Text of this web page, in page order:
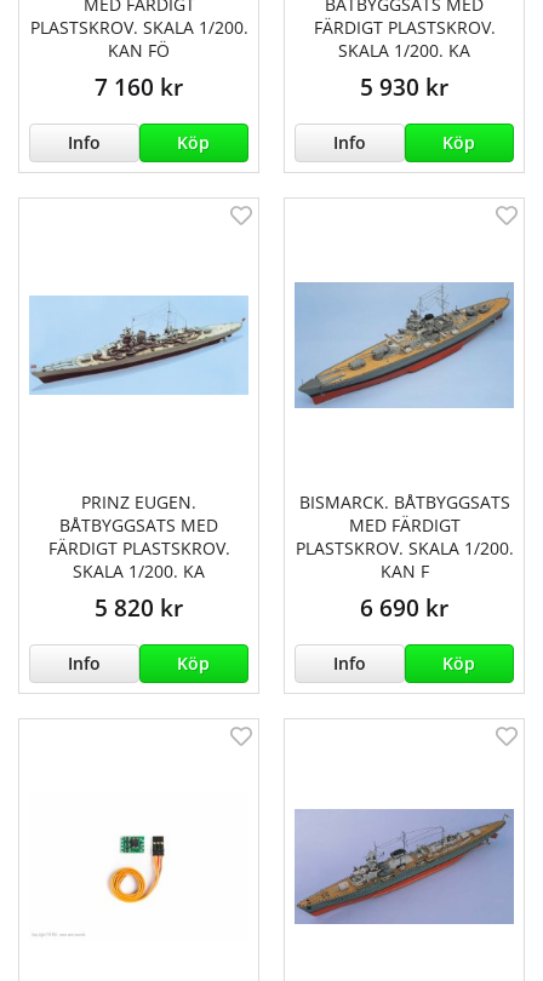
PLASTSKROV. SKALA 1/200.
KAN FÖ
7 160 kr
Info Köp
FÄRDIGT PLASTSKROV.
SKALA 1/200. KA
5 930 kr
Info Köp
PRINZ EUGEN.
BÅTBYGGSATS MED
FÄRDIGT PLASTSKROV.
SKALA 1/200. KA
5 820 kr
Info Köp
BISMARCK. BÅTBYGGSATS
MED FÄRDIGT
PLASTSKROV. SKALA 1/200.
KAN F
6 690 kr
Info Köp